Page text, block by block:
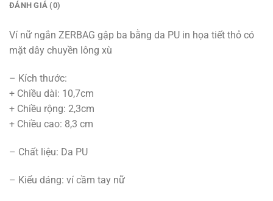
ĐÁNH GIÁ (0)
Ví nữ ngắn ZERBAG gập ba bằng da PU in họa tiết thỏ có
mặt dây chuyền lông xù
– Kích thước:
+ Chiều dài: 10,7cm
+ Chiều rộng: 2,3cm
+ Chiều cao: 8,3 cm
– Chất liệu: Da PU
– Kiểu dáng: ví cầm tay nữ